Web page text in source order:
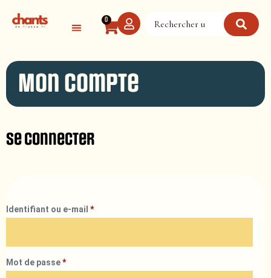
0
Mon compte
Se connecter
Identifiant ou e-mail *
Mot de passe*